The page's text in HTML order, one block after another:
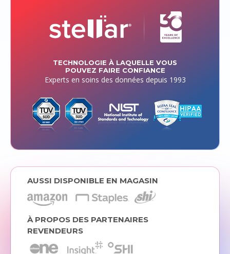
TECHNOLOGIE À LAQUELLE VOUS
POUVEZ FAIRE CONFIANCE
Experts en soins des données depuis 1993
AUSSI DISPONIBLE EN MAGASIN
À PROPOS DES PARTENAIRES
REVENDEURS